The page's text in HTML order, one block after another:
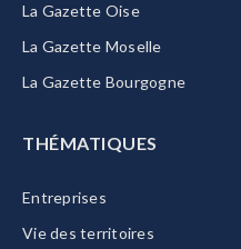
La Gazette Oise
La Gazette Moselle
La Gazette Bourgogne
THÉMATIQUES
Entreprises
Vie des territoires